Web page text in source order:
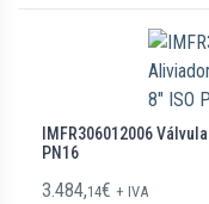
IMFR306012006
PN16
3.484,14€ + IVA